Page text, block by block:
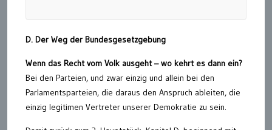
D. Der Weg der Bundesgesetzgebung
Wenn das Recht vom Volk ausgeht – wo kehrt es dann ein?
Bei den Parteien, und zwar einzig und allein bei den
Parlamentsparteien, die daraus den Anspruch ableiten, die
einzig legitimen Vertreter unserer Demokratie zu sein.